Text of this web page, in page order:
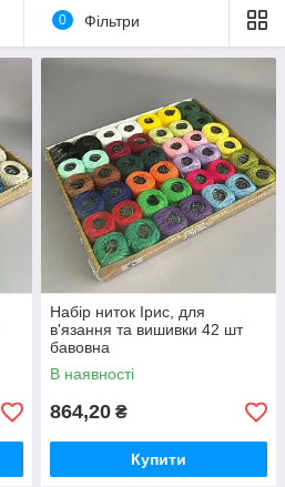
0 Фільтри
Набір ниток Ірис, для
в'язання та вишивки 42 шт
бавовна
В наявності
864,20 ₴
Купити